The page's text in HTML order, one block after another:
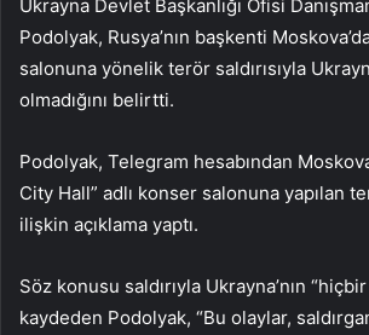
Ukrayna Devlet Başkanlığı Ofisi
Podolyak, Rusya’nın başkenti
salonuna yönelik terör saldırısıyla
olmadığını belirtti.
Podolyak, Telegram hesabından
City Hall” adlı konser salonuna yapılan
ilişkin açıklama yaptı.
Söz konusu saldırıyla Ukrayna’nın “hiçbir
kaydeden Podolyak, “Bu olaylar,